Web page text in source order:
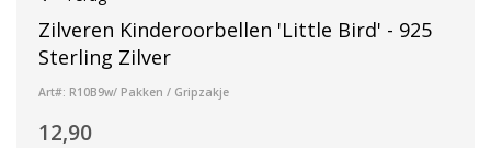
Zilveren Kinderoorbellen 'Little Bird' - 925
Sterling Zilver
Art#: R10B9w/ Pakken / Gripzakje
12,90